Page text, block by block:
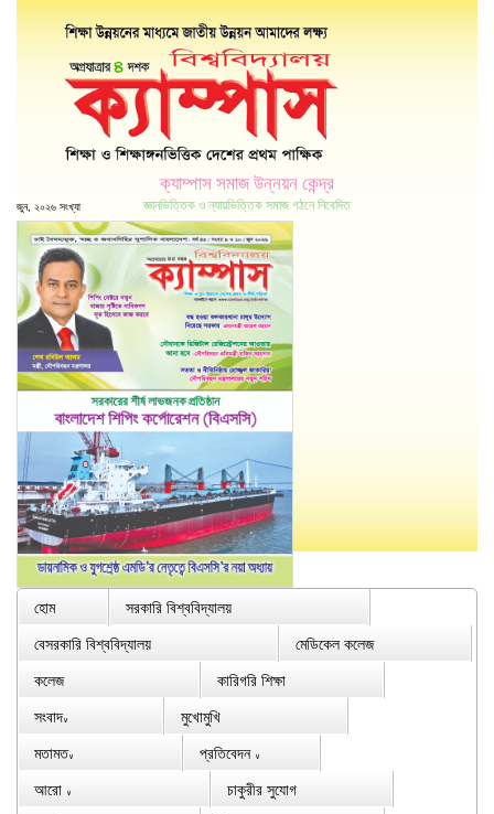
ক্যাম্পাস সমাজ উন্নয়ন কেন্দ্র
জ্ঞানভিত্তিক ও ন্যায়ভিত্তিক সমাজ গঠনে নিবেদিত
জুন, ২০২৬ সংখ্যা
হোম
সরকারি বিশ্ববিদ্যালয়
বেসরকারি বিশ্ববিদ্যালয়
মেডিকেল কলেজ
কলেজ
কারিগরি শিক্ষা
সংবাদ∨
মুখোমুখি
মতামত∨ প্রতিবেদন ∨
আরো ∨
চাকুরীর সুযোগ